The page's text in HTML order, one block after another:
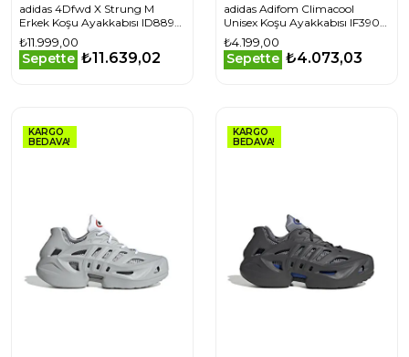
adidas 4Dfwd X Strung M
Erkek Koşu Ayakkabısı ID8892
Beyaz
₺11.999,00
Sepette ₺11.639,02
adidas Adifom Climacool
Unisex Koşu Ayakkabısı IF3904
Bej
₺4.199,00
Sepette ₺4.073,03
KARGO
BEDAVA!
KARGO
BEDAVA!